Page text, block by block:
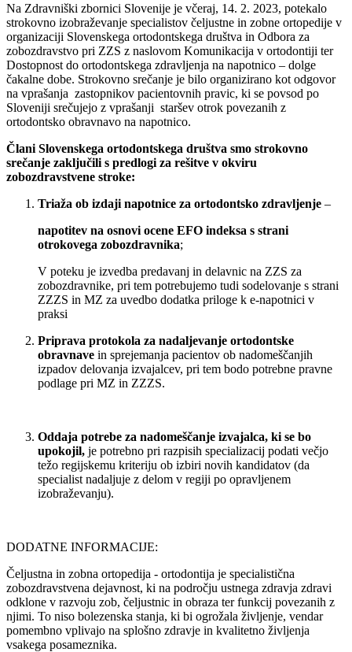
Na Zdravniški zbornici Slovenije je včeraj, 14. 2. 2023, potekalo
strokovno izobraževanje specialistov čeljustne in zobne ortopedije v
organizaciji Slovenskega ortodontskega društva in Odbora za
zobozdravstvo pri ZZS z naslovom Komunikacija v ortodontiji ter
Dostopnost do ortodontskega zdravljenja na napotnico – dolge
čakalne dobe. Strokovno srečanje je bilo organizirano kot odgovor
na vprašanja zastopnikov pacientovnih pravic, ki se povsod po
Sloveniji srečujejo z vprašanji staršev otrok povezanih z
ortodontsko obravnavo na napotnico.
Člani Slovenskega ortodontskega društva smo strokovno
srečanje zaključili s predlogi za rešitve v okviru
zobozdravstvene stroke:
Triaža ob izdaji napotnice za ortodontsko zdravljenje –
napotitev na osnovi ocene EFO indeksa s strani
otrokovega zobozdravnika;
V poteku je izvedba predavanj in delavnic na ZZS za
zobozdravnike, pri tem potrebujemo tudi sodelovanje s strani
ZZZS in MZ za uvedbo dodatka priloge k e-napotnici v
praksi
Priprava protokola za nadaljevanje ortodontske
obravnave in sprejemanja pacientov ob nadomeščanjih
izpadov delovanja izvajalcev, pri tem bodo potrebne pravne
podlage pri MZ in ZZZS.
Oddaja potrebe za nadomeščanje izvajalca, ki se bo
upokojil, je potrebno pri razpisih specializacij podati večjo
težo regijskemu kriteriju ob izbiri novih kandidatov (da
specialist nadaljuje z delom v regiji po opravljenem
izobraževanju).
DODATNE INFORMACIJE:
Čeljustna in zobna ortopedija - ortodontija je specialistična
zobozdravstvena dejavnost, ki na področju ustnega zdravja zdravi
odklone v razvoju zob, čeljustnic in obraza ter funkcij povezanih z
njimi. To niso bolezenska stanja, ki bi ogrožala življenje, vendar
pomembno vplivajo na splošno zdravje in kvalitetno življenja
vsakega posameznika.